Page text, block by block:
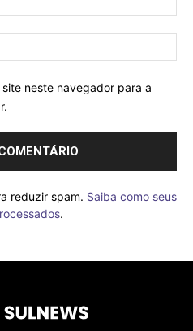
neste navegador para a
reduzir spam. Saiba como seus
.